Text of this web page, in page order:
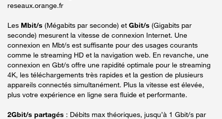
reseaux.orange.fr
Les Mbit/s (Mégabits par seconde) et Gbit/s (Gigabits par
seconde) mesurent la vitesse de connexion Internet. Une
connexion en Mbt/s est suffisante pour des usages courants
comme le streaming HD et la navigation web. En revanche, une
connexion en Gbt/s offre une rapidité optimale pour le streaming
4K, les téléchargements très rapides et la gestion de plusieurs
appareils connectés simultanément. Plus la vitesse est élevée,
plus votre expérience en ligne sera fluide et performante.
2Gbit/s partagés : Débits max théoriques, jusqu’à 1 Gbit/s par